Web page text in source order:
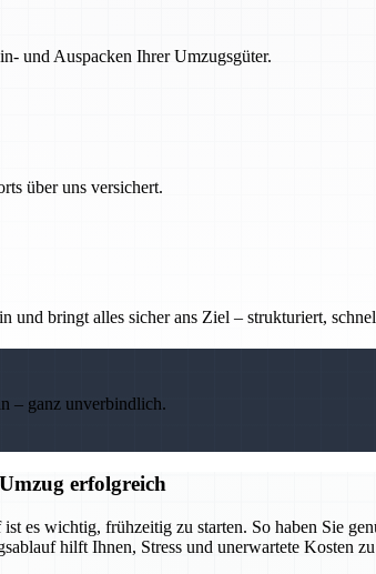
und Auspacken Ihrer Umzugsgüter.
über uns versichert.
und bringt alles sicher ans Ziel – strukturiert,
– ganz unverbindlich.
erfolgreich
es wichtig, frühzeitig zu starten. So haben Sie
hilft Ihnen, Stress und unerwartete Kosten